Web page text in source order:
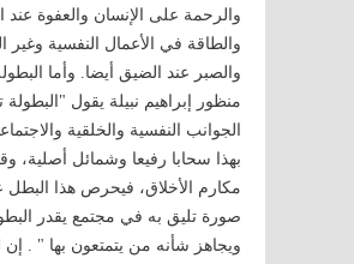
والرحمة على الإنسان والعفوة عند
والطاقة في الأعمال النفسية وغير
والصبر عند الضيق أيضا. وأما
منظور إبراهيم نبيلة يقول
الجوانب النفسية والخلقية
بهذا سحابا رفيعا وشمائل أصلية،
مكارم الأخلاق، فيحرص هذا البطل
صورة تليق به في مجتمع يقدر
ويجاهز شأنه من يتمتعون بها " . إن